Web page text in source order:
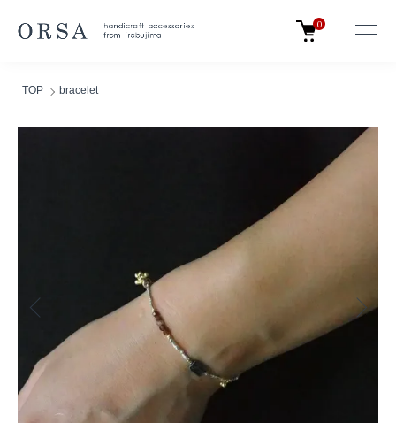
0
TOP bracelet